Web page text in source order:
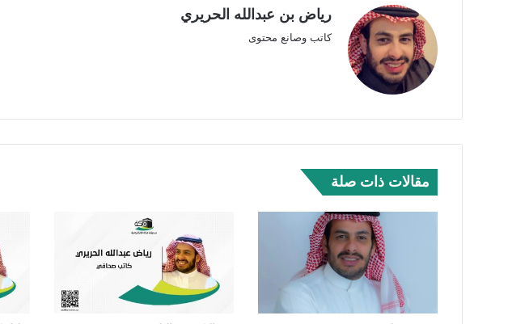
رياض بن عبدالله الحريري
كاتب وصانع محتوى
مقالات ذات صلة